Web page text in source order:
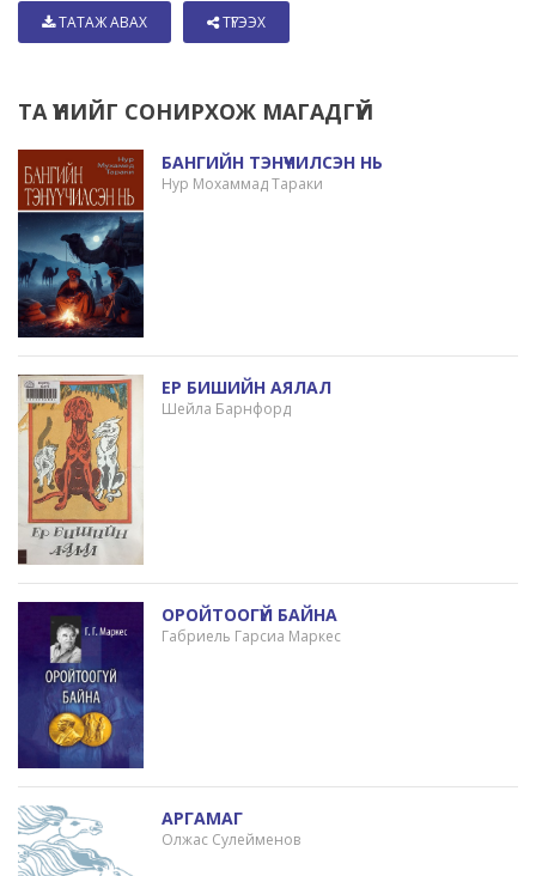
ТАТАЖ АВАХ ТҮГЭЭХ
ТА ҮҮНИЙГ СОНИРХОЖ МАГАДГҮЙ
БАНГИЙН ТЭНҮҮЧИЛСЭН НЬ
Нур Мохаммад Тараки
ЕР БИШИЙН АЯЛАЛ
Шейла Барнфорд
ОРОЙТООГҮЙ БАЙНА
Габриель Гарсиа Маркес
АРГАМАГ
Олжас Сулейменов